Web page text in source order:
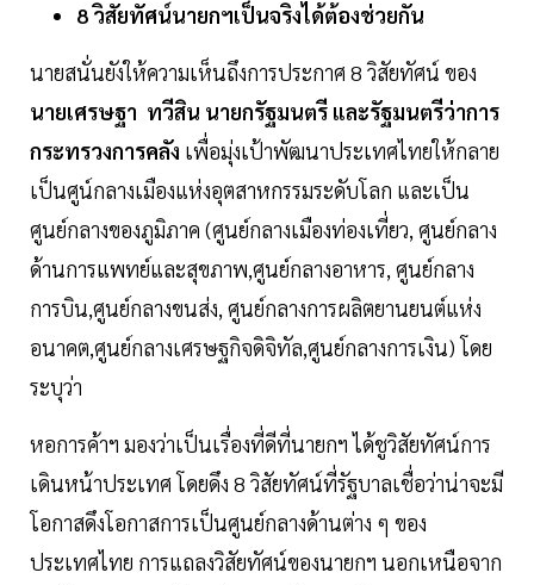
8 วิสัยทัศน์นายกฯเป็นจริงได้ต้องช่วยกัน
นายสนั่นยังให้ความเห็นถึงการประกาศ 8 วิสัยทัศน์ ของ
นายเศรษฐา ทวีสิน นายกรัฐมนตรี และรัฐมนตรีว่าการ
กระทรวงการคลัง เพื่อมุ่งเป้าพัฒนาประเทศไทยให้กลาย
เป็นศูน์กลางเมืองแห่งอุตสาหกรรมระดับโลก และเป็น
ศูนย์กลางของภูมิภาค (ศูนย์กลางเมืองท่องเที่ยว, ศูนย์กลาง
ด้านการแพทย์และสุขภาพ,ศูนย์กลางอาหาร, ศูนย์กลาง
การบิน,ศูนย์กลางขนส่ง, ศูนย์กลางการผลิตยานยนต์แห่ง
อนาคต,ศูนย์กลางเศรษฐกิจดิจิทัล,ศูนย์กลางการเงิน) โดย
ระบุว่า
หอการค้าฯ มองว่าเป็นเรื่องที่ดีที่นายกฯ ได้ชูวิสัยทัศน์การ
เดินหน้าประเทศ โดยดึง 8 วิสัยทัศน์ที่รัฐบาลเชื่อว่าน่าจะมี
โอกาสดึงโอกาสการเป็นศูนย์กลางด้านต่าง ๆ ของ
ประเทศไทย การแถลงวิสัยทัศน์ของนายกฯ นอกเหนือจาก